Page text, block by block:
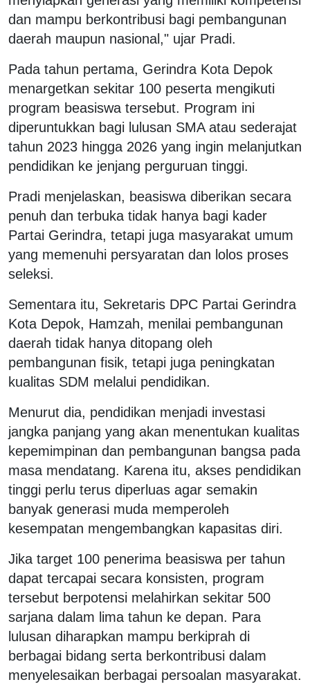
dan mampu berkontribusi bagi pembangunan
daerah maupun nasional," ujar Pradi.
Pada tahun pertama, Gerindra Kota Depok
menargetkan sekitar 100 peserta mengikuti
program beasiswa tersebut. Program ini
diperuntukkan bagi lulusan SMA atau sederajat
tahun 2023 hingga 2026 yang ingin melanjutkan
pendidikan ke jenjang perguruan tinggi.
Pradi menjelaskan, beasiswa diberikan secara
penuh dan terbuka tidak hanya bagi kader
Partai Gerindra, tetapi juga masyarakat umum
yang memenuhi persyaratan dan lolos proses
seleksi.
Sementara itu, Sekretaris DPC Partai Gerindra
Kota Depok, Hamzah, menilai pembangunan
daerah tidak hanya ditopang oleh
pembangunan fisik, tetapi juga peningkatan
kualitas SDM melalui pendidikan.
Menurut dia, pendidikan menjadi investasi
jangka panjang yang akan menentukan kualitas
kepemimpinan dan pembangunan bangsa pada
masa mendatang. Karena itu, akses pendidikan
tinggi perlu terus diperluas agar semakin
banyak generasi muda memperoleh
kesempatan mengembangkan kapasitas diri.
Jika target 100 penerima beasiswa per tahun
dapat tercapai secara konsisten, program
tersebut berpotensi melahirkan sekitar 500
sarjana dalam lima tahun ke depan. Para
lulusan diharapkan mampu berkiprah di
berbagai bidang serta berkontribusi dalam
menyelesaikan berbagai persoalan masyarakat.